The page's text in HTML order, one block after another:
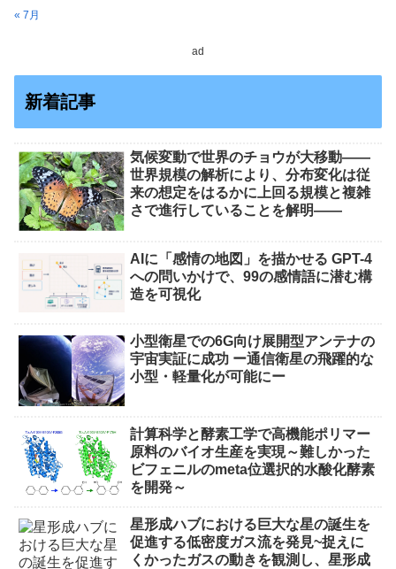
« 7月
ad
新着記事
気候変動で世界のチョウが大移動――
世界規模の解析により、分布変化は従
来の想定をはるかに上回る規模と複雑
さで進行していることを解明――
AIに「感情の地図」を描かせる GPT-4
への問いかけで、99の感情語に潜む構
造を可視化
小型衛星での6G向け展開型アンテナの
宇宙実証に成功 ー通信衛星の飛躍的な
小型・軽量化が可能にー
計算科学と酵素工学で高機能ポリマー
原料のバイオ生産を実現～難しかった
ビフェニルのmeta位選択的水酸化酵素
を開発～
星形成ハブにおける巨大な星の誕生を
促進する低密度ガス流を発見~捉えに
くかったガスの動きを観測し、星形成